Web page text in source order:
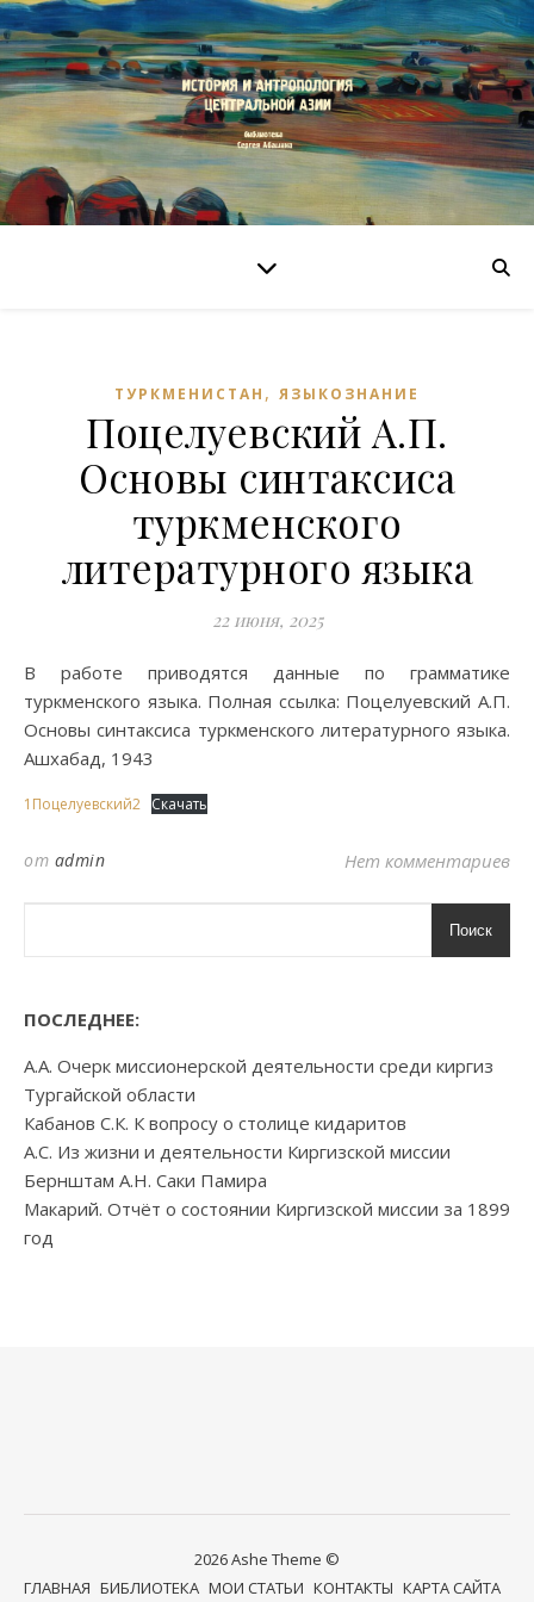
ТУРКМЕНИСТАН , ЯЗЫКОЗНАНИЕ
Поцелуевский А.П.
Основы синтаксиса
туркменского
литературного языка
22 июня, 2025
В работе приводятся данные по грамматике
туркменского языка. Полная ссылка: Поцелуевский А.П.
Основы синтаксиса туркменского литературного языка.
Ашхабад, 1943
1Поцелуевский2 Скачать
от admin Нет комментариев
Поиск
ПОСЛЕДНЕЕ:
А.А. Очерк миссионерской деятельности среди киргиз
Тургайской области
Кабанов С.К. К вопросу о столице кидаритов
А.С. Из жизни и деятельности Киргизской миссии
Бернштам А.Н. Саки Памира
Макарий. Отчёт о состоянии Киргизской миссии за 1899
год
2026 Ashe Theme ©
ГЛАВНАЯ БИБЛИОТЕКА МОИ СТАТЬИ КОНТАКТЫ КАРТА САЙТА